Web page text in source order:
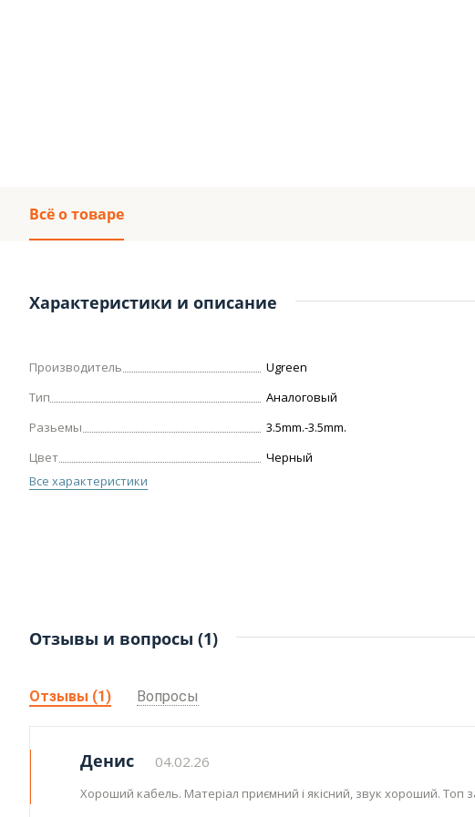
Всё о товаре
Характеристики и описание
Производитель
Ugreen
Тип
Аналоговый
Разьемы
3.5mm.-3.5mm.
Цвет
Черный
Все характеристики
Отзывы и вопросы (1)
Отзывы (1) Вопросы
Денис 04.02.26
Хороший кабель. Матеріал приємний і якісний, звук хороший. Топ